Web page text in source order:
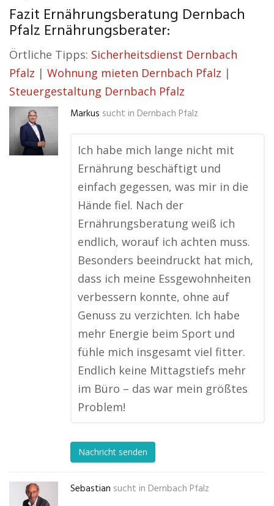
Fazit Ernährungsberatung Dernbach
Pfalz Ernährungsberater:
Örtliche Tipps: Sicherheitsdienst Dernbach
Pfalz | Wohnung mieten Dernbach Pfalz |
Steuergestaltung Dernbach Pfalz
Markus sucht in Dernbach Pfalz
Ich habe mich lange nicht mit
Ernährung beschäftigt und
einfach gegessen, was mir in die
Hände fiel. Nach der
Ernährungsberatung weiß ich
endlich, worauf ich achten muss.
Besonders beeindruckt hat mich,
dass ich meine Essgewohnheiten
verbessern konnte, ohne auf
Genuss zu verzichten. Ich habe
mehr Energie beim Sport und
fühle mich insgesamt viel fitter.
Endlich keine Mittagstiefs mehr
im Büro – das war mein größtes
Problem!
Nachricht senden
Sebastian sucht in Dernbach Pfalz